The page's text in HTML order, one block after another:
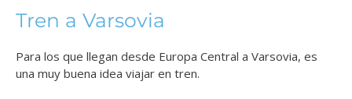
Tren a Varsovia
Para los que llegan desde Europa Central a Varsovia, es
una muy buena idea viajar en tren.